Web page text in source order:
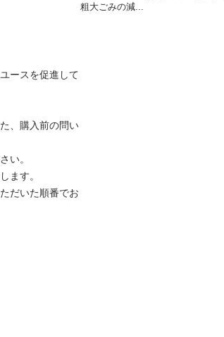
ースを促進して
、購入前の問い
い。
ます。
だいた順番でお
粗⼤ごみの減...